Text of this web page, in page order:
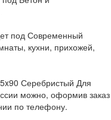
под Современный
кухни, прихожей,
Серебристый Для
можно, оформив заказ
по телефону.